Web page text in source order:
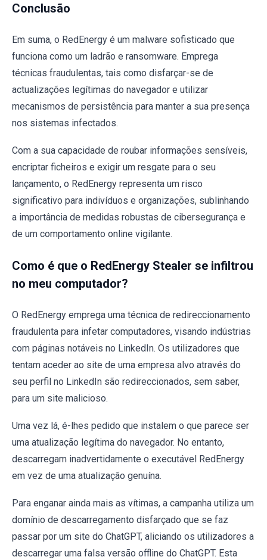
Conclusão
Em suma, o RedEnergy é um malware sofisticado que
funciona como um ladrão e ransomware. Emprega
técnicas fraudulentas, tais como disfarçar-se de
actualizações legítimas do navegador e utilizar
mecanismos de persistência para manter a sua presença
nos sistemas infectados.
Com a sua capacidade de roubar informações sensíveis,
encriptar ficheiros e exigir um resgate para o seu
lançamento, o RedEnergy representa um risco
significativo para indivíduos e organizações, sublinhando
a importância de medidas robustas de cibersegurança e
de um comportamento online vigilante.
Como é que o RedEnergy Stealer se infiltrou
no meu computador?
O RedEnergy emprega uma técnica de redireccionamento
fraudulenta para infetar computadores, visando indústrias
com páginas notáveis no LinkedIn. Os utilizadores que
tentam aceder ao site de uma empresa alvo através do
seu perfil no LinkedIn são redireccionados, sem saber,
para um site malicioso.
Uma vez lá, é-lhes pedido que instalem o que parece ser
uma atualização legítima do navegador. No entanto,
descarregam inadvertidamente o executável RedEnergy
em vez de uma atualização genuína.
Para enganar ainda mais as vítimas, a campanha utiliza um
domínio de descarregamento disfarçado que se faz
passar por um site do ChatGPT, aliciando os utilizadores a
descarregar uma falsa versão offline do ChatGPT. Esta